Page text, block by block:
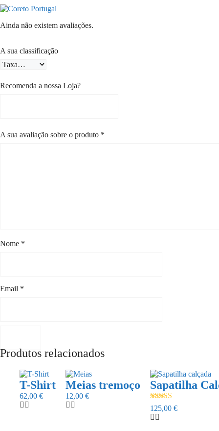
Ainda não existem avaliações.
A sua classificação
Recomenda a nossa Loja?
A sua avaliação sobre o produto *
Nome *
Email *
Produtos relacionados
T-Shirt
62,00 €
This
product
has
multiple
variants.
Meias tremoço
12,00 €
This
product
has
multiple
variants.
Sapatilha
Avaliação
5.00
125,00 €
This
product
has
multiple
variants.
The